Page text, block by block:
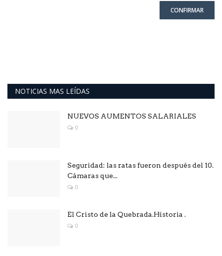
CONFIRMAR
NOTICIAS MAS LEÍDAS
NUEVOS AUMENTOS SALARIALES
0
Seguridad: las ratas fueron después del 10.
Cámaras que...
0
El Cristo de la Quebrada.Historia .
0